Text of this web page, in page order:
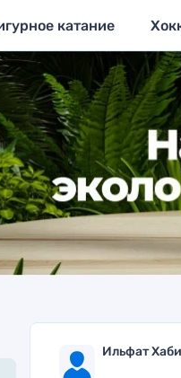
катание
Ильфат